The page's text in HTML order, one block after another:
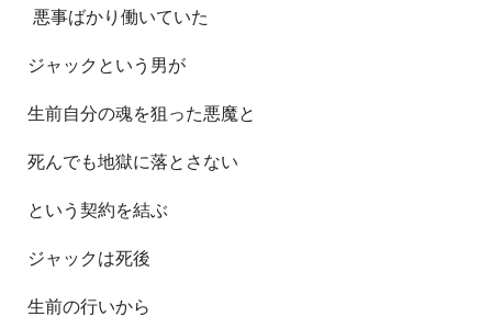
悪事ばかり働いていた
ジャックという男が
生前自分の魂を狙った悪魔と
死んでも地獄に落とさない
という契約を結ぶ
ジャックは死後
生前の行いから